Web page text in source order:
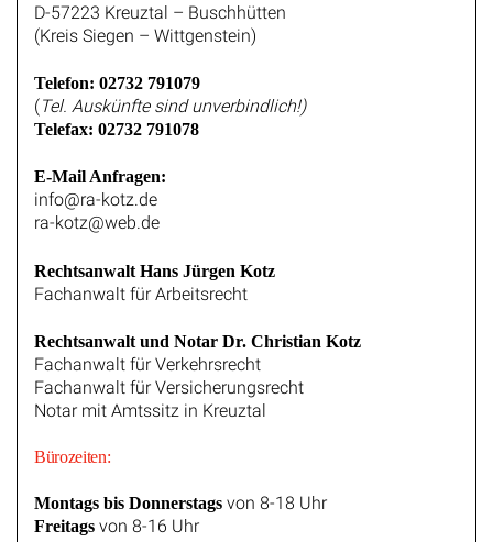
D-57223 Kreuztal – Buschhütten
(Kreis Siegen – Wittgenstein)
Telefon: 02732 791079
(Tel. Auskünfte sind unverbindlich!)
Telefax: 02732 791078
E-Mail Anfragen:
info@ra-kotz.de
ra-kotz@web.de
Rechtsanwalt Hans Jürgen Kotz
Fachanwalt für Arbeitsrecht
Rechtsanwalt und Notar Dr. Christian Kotz
Fachanwalt für Verkehrsrecht
Fachanwalt für Versicherungsrecht
Notar mit Amtssitz in Kreuztal
Bürozeiten:
Montags bis Donnerstags von 8-18 Uhr
Freitags von 8-16 Uhr